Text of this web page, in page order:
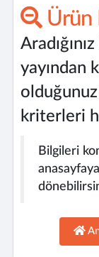
Ürün
yayından
kriterleri
Bilgileri